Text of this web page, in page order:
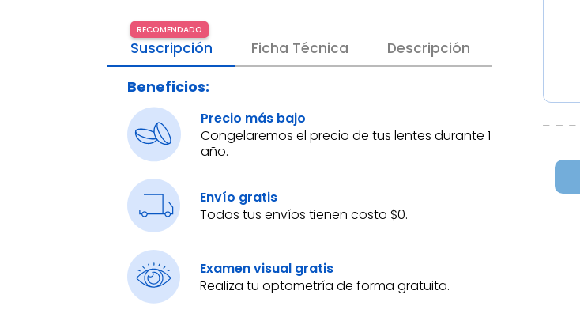
RECOMENDADO
Suscripción Ficha Técnica Descripción
Beneficios:
Precio más bajo
Congelaremos el precio de tus lentes durante 1
año.
Envío gratis
Todos tus envíos tienen costo $0.
Examen visual gratis
Realiza tu optometría de forma gratuita.